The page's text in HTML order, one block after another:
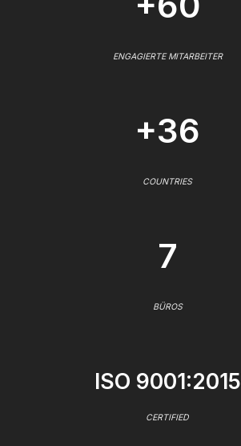
ENGAGIERTE MITARBEITER
+36
COUNTRIES
7
BÜROS
ISO 9001:2015
CERTIFIED